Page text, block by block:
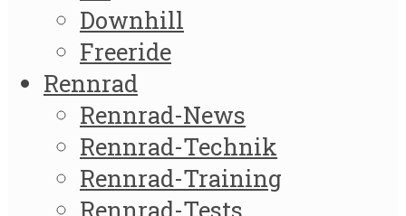
Downhill
Freeride
Rennrad
Rennrad-News
Rennrad-Technik
Rennrad-Training